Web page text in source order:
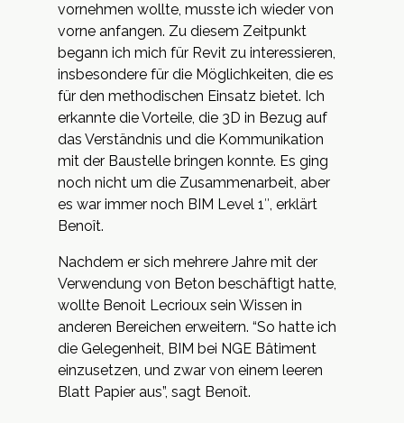
vornehmen wollte, musste ich wieder von
vorne anfangen. Zu diesem Zeitpunkt
begann ich mich für Revit zu interessieren,
insbesondere für die Möglichkeiten, die es
für den methodischen Einsatz bietet. Ich
erkannte die Vorteile, die 3D in Bezug auf
das Verständnis und die Kommunikation
mit der Baustelle bringen konnte. Es ging
noch nicht um die Zusammenarbeit, aber
es war immer noch BIM Level 1″, erklärt
Benoît.
Nachdem er sich mehrere Jahre mit der
Verwendung von Beton beschäftigt hatte,
wollte Benoit Lecrioux sein Wissen in
anderen Bereichen erweitern. “So hatte ich
die Gelegenheit, BIM bei NGE Bâtiment
einzusetzen, und zwar von einem leeren
Blatt Papier aus”, sagt Benoît.